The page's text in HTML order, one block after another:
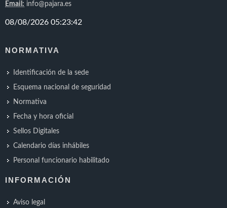
Email: info@pajara.es
NORMATIVA
Identificación de la sede
Esquema nacional de seguridad
Normativa
Fecha y hora oficial
Sellos Digitales
Calendario días inhábiles
Personal funcionario habilitado
INFORMACIÓN
Aviso legal